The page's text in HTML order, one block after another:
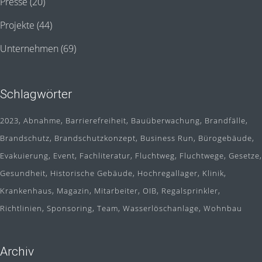
Projekte (44)
Unternehmen (69)
Schlagwörter
2023 Abnahme Barrierefreiheit Bauüberwachung Brandfälle
Brandschutz Brandschutzkonzept Business Run
Bürogebäude
Evakuierung Event Fachliteratur Fluchtweg Fluchtwege Gesetze
Gesundheit Historische Gebäude Hochregallager Klinik
Krankenhaus Magazin Mitarbeiter OIB Regalsprinkler
Richtlinien Sponsoring Team Wasserlöschanlage Wohnbau
Archiv